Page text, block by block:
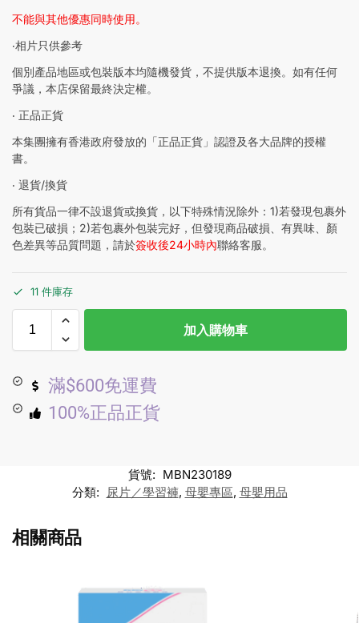
不能與其他優惠同時使用。
‧相片只供參考
個別產品地區或包裝版本均隨機發貨，不提供版本退換。如有任何
爭議，本店保留最終決定權。
‧ 正品正貨
本集團擁有香港政府發放的「正品正貨」認證及各大品牌的授權
書。
‧ 退貨/換貨
所有貨品一律不設退貨或換貨，以下特殊情況除外：1)若發現包裹外
包裝已破損；2)若包裹外包裝完好，但發現商品破損、有異味、顏
色差異等品質問題，請於簽收後24小時內聯絡客服。
11 件庫存
加入購物車
滿$600免運費
100%正品正貨
貨號: MBN230189
分類: 尿片／學習褲, 母嬰專區, 母嬰用品
相關商品